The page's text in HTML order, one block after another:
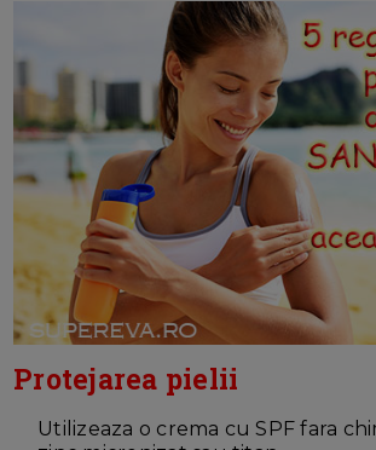
Protejarea pielii
Utilizeaza o crema cu SPF fara